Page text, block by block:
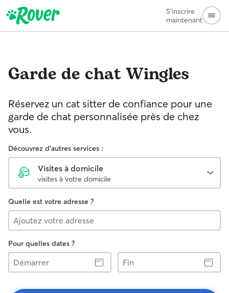
S'inscrire
maintenant
Garde de chatWingles
Réservez un cat sitter de confiance pour une
garde de chat personnalisée près de chez
vous.
Découvrez d'autres services :
Visites à domicile
visites à votre domicile
Quelle est votre adresse ?
Pour quelles dates ?
Démarrer
Fin